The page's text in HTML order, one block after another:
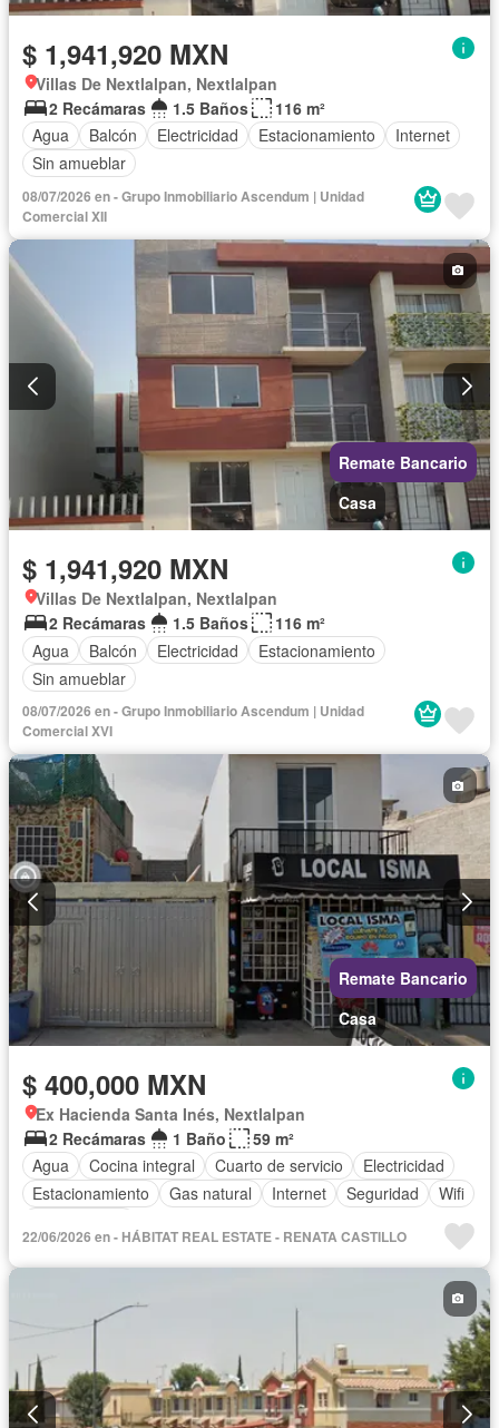
$ 1,941,920 MXN
Villas De Nextlalpan, Nextlalpan
2 Recámaras
1.5 Baños
116 m²
Agua
Balcón Electricidad Estacionamiento
Internet
Sin amueblar
08/07/2026 en - Grupo Inmobiliario Ascendum | Unidad
Comercial XII
Remate Bancario
Casa
$ 1,941,920 MXN
Villas De Nextlalpan, Nextlalpan
2 Recámaras
1.5 Baños
116 m²
Agua
Balcón Electricidad
Estacionamiento
Sin amueblar
08/07/2026 en - Grupo Inmobiliario Ascendum | Unidad
Comercial XVI
Remate Bancario
Casa
$ 400,000 MXN
Ex Hacienda Santa Inés, Nextlalpan
2 Recámaras
1 Baño
59 m²
Agua
Cocina integral Cuarto de servicio
Electricidad
Estacionamiento
Gas natural Internet Seguridad
Wifi
22/06/2026 en - HÁBITAT REAL ESTATE - RENATA CASTILLO